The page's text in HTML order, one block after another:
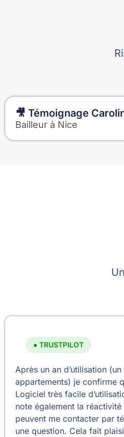
🎥 Témoignage
Bailleur à Nice
● TRUSTPILOT
Après un an d’utilisation
appartements) je confirme
Logiciel très facile
note également la
peuvent me contacter par
une question. Cela fait